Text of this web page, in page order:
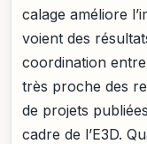
calage améliore
voient des
coordination entre
très proche des
de projets
cadre de l’E3D.